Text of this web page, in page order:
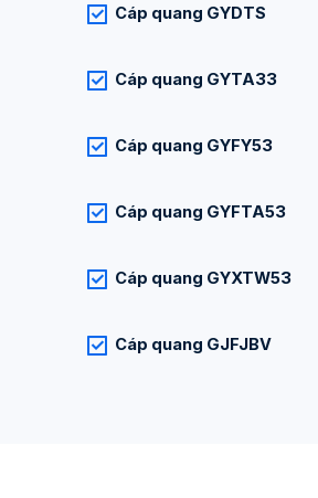
Cáp quang GYDTS
Cáp quang GYTA33
Cáp quang GYFY53
Cáp quang GYFTA53
Cáp quang GYXTW53
Cáp quang GJFJBV